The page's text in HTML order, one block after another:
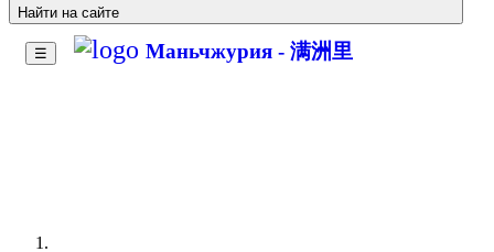
Найти на сайте
☰ Маньчжурия - 满洲里